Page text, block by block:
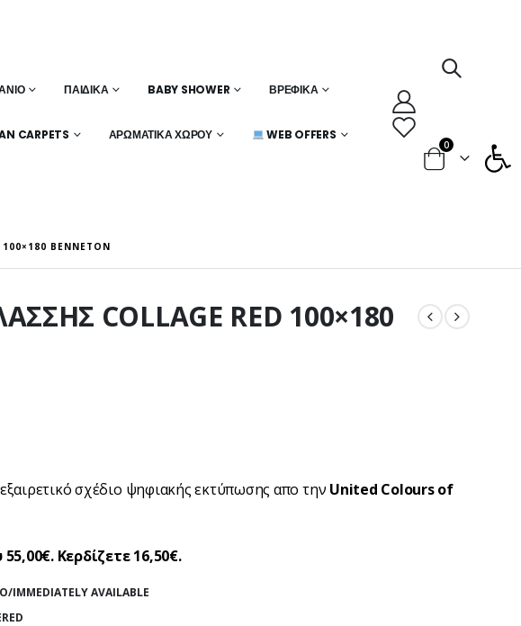
ΠΑΙΔΙΚΆ BABY SHOWER ΒΡΕΦΙΚΆ
CARPETS ΑΡΩΜΑΤΙΚΆ ΧΏΡΟΥ WEB OFFERS
0
BENNETON
COLLAGE RED 100×180
σχέδιο ψηφιακής εκτύπωσης απο την United Colours of
Κερδίζετε 16,50€.
AVAILABLE